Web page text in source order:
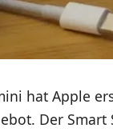
hat Apple
Der Smart